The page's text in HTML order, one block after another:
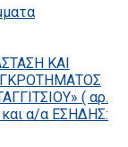
ΚΑΙ
( αρ.
α/α ΕΣΗΔΗΣ: